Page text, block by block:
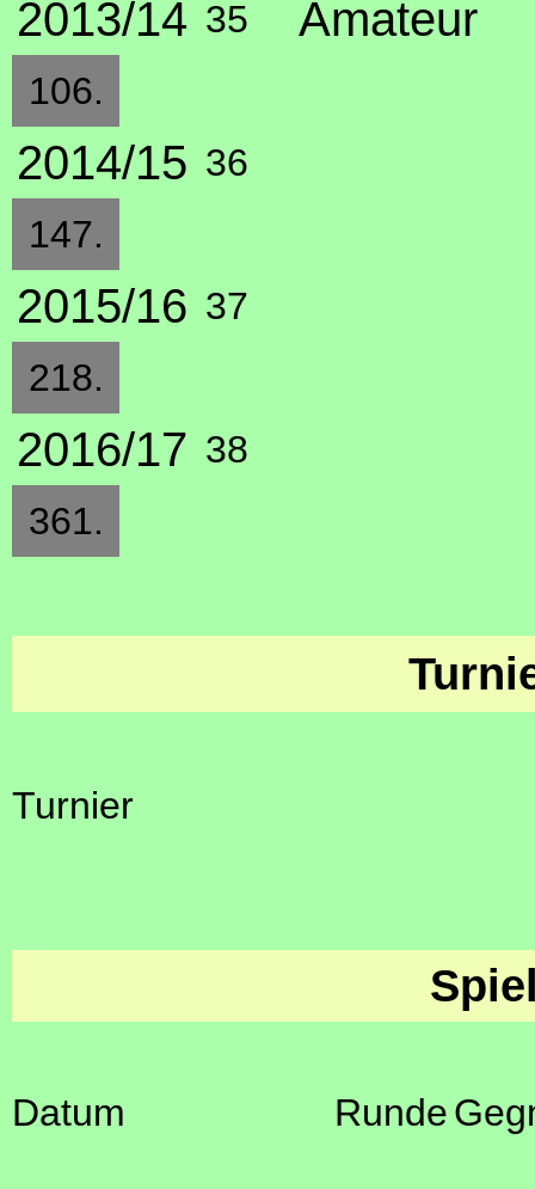
2013/14 35 Amateur
106.
2014/15 36
147.
2015/16 37
218.
2016/17 38
361.
Turnier
Datum Runde